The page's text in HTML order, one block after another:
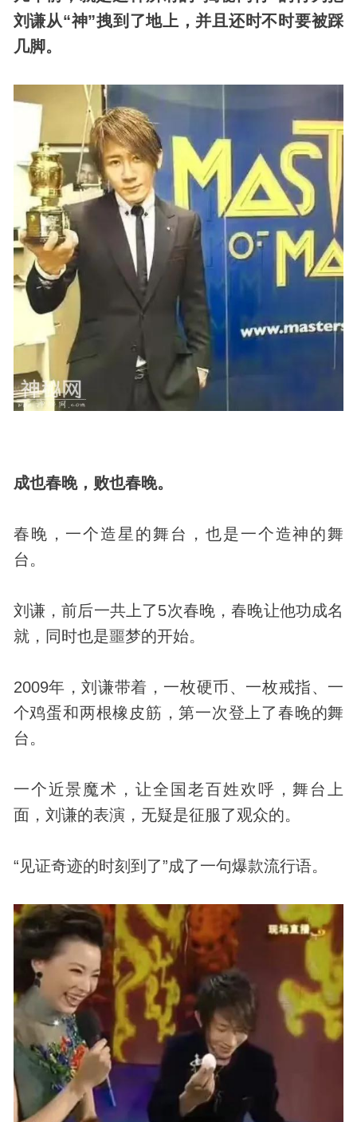
刘谦从“神”拽到了地上，并且还时不时要被踩
几脚。
成也春晚，败也春晚。
春晚，一个造星的舞台，也是一个造神的舞
台。
刘谦，前后一共上了5次春晚，春晚让他功成名
就，同时也是噩梦的开始。
2009年，刘谦带着，一枚硬币、一枚戒指、一
个鸡蛋和两根橡皮筋，第一次登上了春晚的舞
台。
一个近景魔术，让全国老百姓欢呼，舞台上
面，刘谦的表演，无疑是征服了观众的。
“见证奇迹的时刻到了”成了一句爆款流行语。